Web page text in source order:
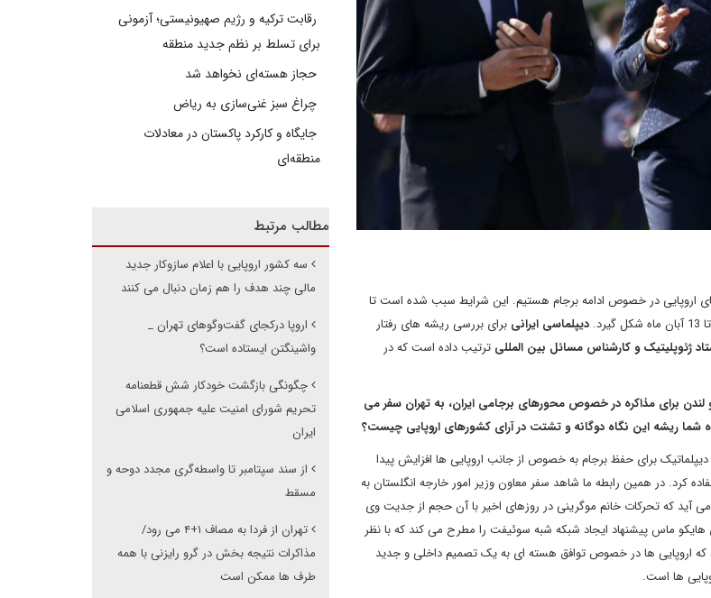
اروپایی در خصوص ادامه برجام هستیم. این شرایط سبب شده است تا
دیپلماسی ایرانی برای بررسی ریشه های رفتار
ژئوپلیتیک و کارشناس مسائل بین المللی ترتیب داده است که در
برای مذاکره در خصوص محورهای برجامی ایران، به تهران سفر می
شما ریشه این نگاه دوگانه و تشتت در آرای کشورهای اروپایی چیست؟
که تحرکات دیپلماتیک برای حفظ برجام به خصوص از جانب اروپایی ها افزایش پیدا
کرد. در همین رابطه ما شاهد سفر معاون وزیر امور خارجه انگلستان به
آید که تحرکات خانم موگرینی در روزهای اخیر با آن حجم از جدیت وی
ماس پیشنهاد ایجاد شبکه شبه سوئیفت را مطرح می کند که با نظر
که اروپایی ها در خصوص توافق هسته ای به یک تصمیم داخلی و جدید
ها است.
رقابت ترکیه و رژیم صهیونیستی؛ آزمونی
برای تسلط بر نظم جدید منطقه
حجاز هسته‌ای نخواهد شد
چراغ سبز غنی‌سازی به ریاض
جایگاه و کارکرد پاکستان در معادلات
منطقه‌ای
مطالب مرتبط
سه کشور اروپایی با اعلام سازوکار جدید
مالی چند هدف را هم زمان دنبال می کنند
اروپا درکجای گفت‌وگوهای تهران _
واشینگتن ایستاده است؟
چگونگی بازگشت خودکار شش قطعنامه
تحریم شورای امنیت علیه جمهوری اسلامی
ایران
از سند سپتامبر تا واسطه‌گری مجدد دوحه و
مسقط
تهران از فردا به مصاف ۱+۴ می رود/
مذاکرات نتیجه بخش در گرو رایزنی با همه
طرف ها ممکن است